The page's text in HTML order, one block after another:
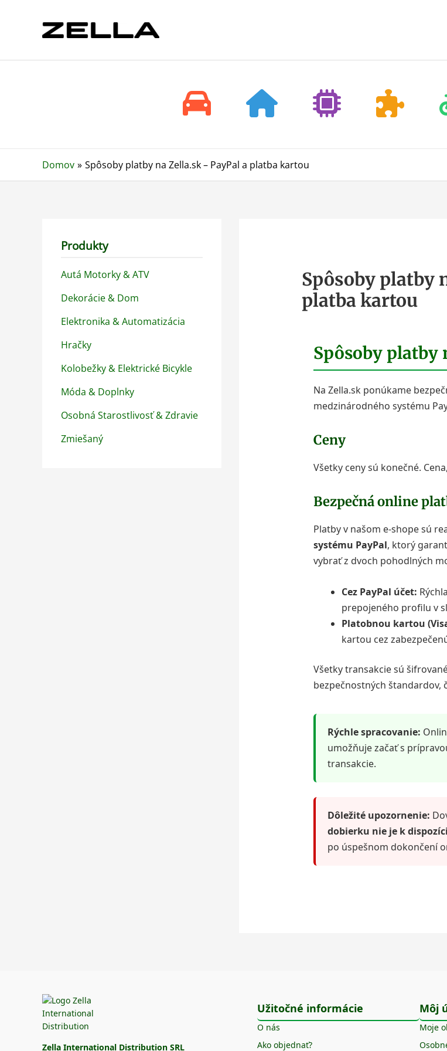
Domov Spôsoby platby na Zella.sk – PayPal a platba kartou
Produkty
Autá Motorky & ATV
Dekorácie & Dom
Elektronika & Automatizácia
Hračky
Kolobežky & Elektrické Bicykle
Móda & Doplnky
Osobná Starostlivosť & Zdravie
Zmiešaný
Spôsoby platby
platba kartou
Spôsoby platby
Na Zella.sk ponúkame
medzinárodného systému
Ceny
Všetky ceny sú konečné.
Bezpečná online
Platby v našom e-shope sú
systému PayPal, ktorý
vybrať z dvoch pohodlných
Cez PayPal účet:
prepojeného profilu v
Platobnou kartou
kartou cez
Všetky transakcie sú
bezpečnostných štandardov,
Rýchle spracovanie:
umožňuje začať s
transakcie.
Dôležité upozornenie:
dobierku nie je k
po úspešnom dokončení
Zella International Distribution SRL
Užitočné informácie
O nás
Ako objednať?
Môj
Moje